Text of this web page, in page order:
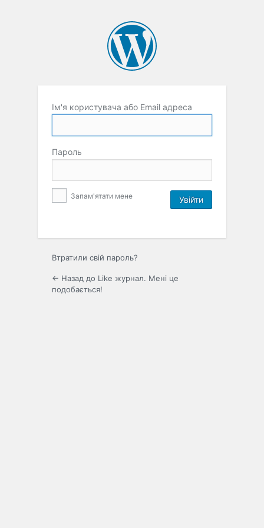
Ім'я користувача або Email адреса
Пароль
Запам'ятати мене
Втратили свій пароль?
← Назад до Like журнал. Мені це
подобається!